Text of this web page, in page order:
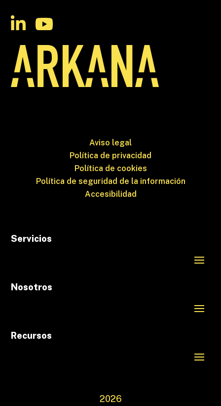
Aviso legal
Política de privacidad
Política de cookies
Política de seguridad de la información
Accesibilidad
Servicios
Nosotros
Recursos
2026